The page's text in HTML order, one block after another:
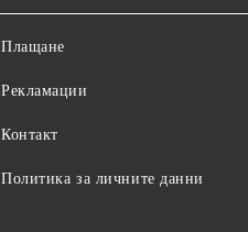
Плащане
Рекламации
Контакт
Политика за личните данни